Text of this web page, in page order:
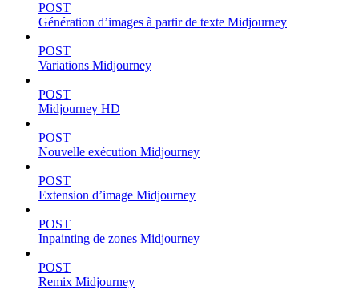
POST
Génération d’images à partir de texte Midjourney
POST
Variations Midjourney
POST
Midjourney HD
POST
Nouvelle exécution Midjourney
POST
Extension d’image Midjourney
POST
Inpainting de zones Midjourney
POST
Remix Midjourney